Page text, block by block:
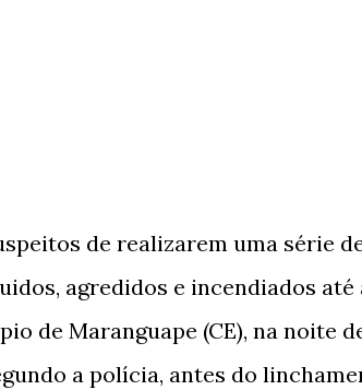
de realizarem uma série
agredidos e incendiados
de Maranguape (CE), na noite
a polícia, antes do